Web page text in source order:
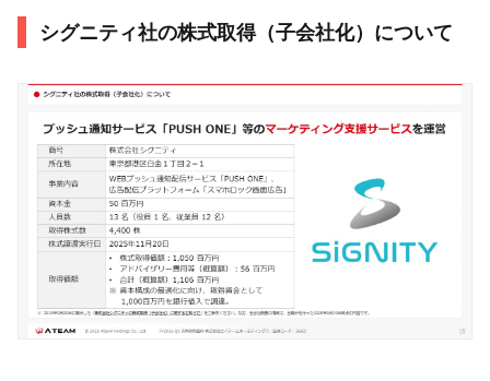
シグニティ社の株式取得（子会社化）について